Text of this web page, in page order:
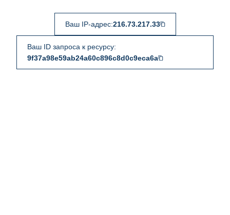
Ваш IP-адрес:216.73.217.33
Ваш ID запроса к ресурсу:
9f37a98e59ab24a60c896c8d0c9eca6a